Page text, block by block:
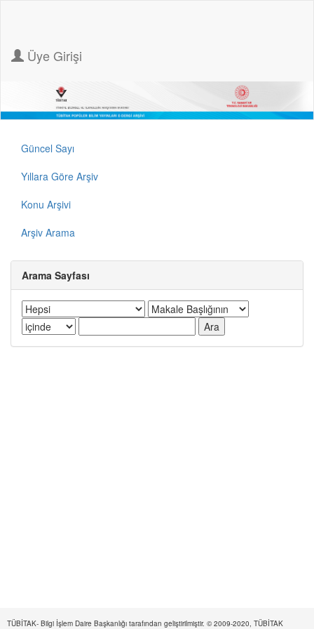
Üye Girişi
Güncel Sayı
Yıllara Göre Arşiv
Konu Arşivi
Arşiv Arama
Arama Sayfası
TÜBİTAK- Bilgi İşlem Daire Başkanlığı tarafından geliştirilmiştir. © 2009-2020, TÜBİTAK